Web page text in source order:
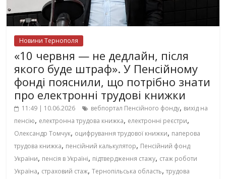
Новини Тернополя
«10 червня — не дедлайн, після
якого буде штраф». У Пенсійному
фонді пояснили, що потрібно знати
про електронні трудові книжки
11:49 | 10.06.2026 вебпортал Пенсійного фонду, вихід на
пенсію, електронна трудова книжка, електронні реєстри,
Олександр Томчук, оцифрування трудової книжки, паперова
трудова книжка, пенсійний калькулятор, Пенсійний фонд
України, пенсія в Україні, підтвердження стажу, стаж роботи
Україна, страховий стаж,Тернопільська область,трудова